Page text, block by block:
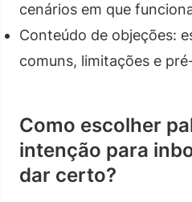
cenários em que
Conteúdo de objeções:
comuns, limitações e
Como escolher
intenção para
dar certo?